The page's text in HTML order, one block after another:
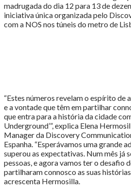
candidaturas"
madrugada do dia 12 para 13 de
iniciativa única organizada pelo
com a NOS nos túneis do metro de
“Estes números revelam o espírito de
e a vontade que têm em partilhar
que entra para a história da cidade
Underground’”, explica Elena
Manager da Discovery
Espanha. “Esperávamos uma grande
superou as expectativas. Num mês já
pessoas, e agora vamos ter o desafio
partilharam connosco as suas
acrescenta Hermosilla.